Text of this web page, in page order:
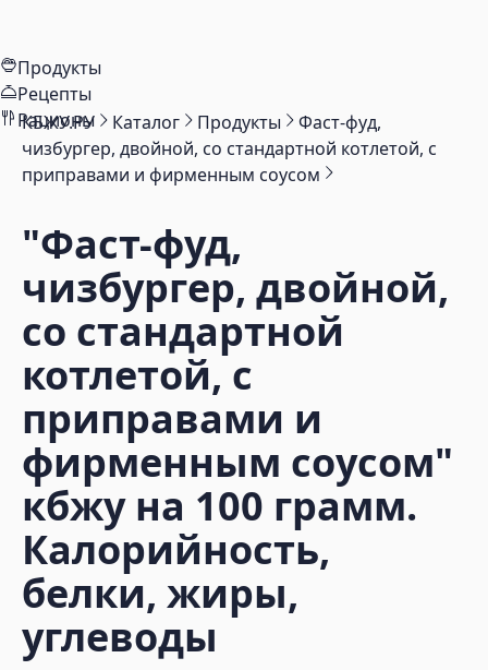
Продукты
Рецепты
Рационы
КБЖУ.РУ Каталог Продукты
Фаст-фуд,
чизбургер, двойной, со стандартной котлетой, с
приправами и фирменным соусом
"Фаст-фуд,
чизбургер, двойной,
со стандартной
котлетой, с
приправами и
фирменным соусом"
кбжу на 100 грамм.
Калорийность,
белки, жиры,
углеводы